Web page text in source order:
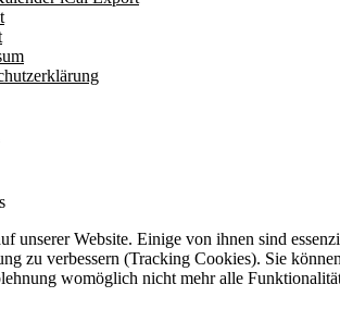
unserer Website. Einige von ihnen sind
zu verbessern (Tracking Cookies). Sie
womöglich nicht mehr alle